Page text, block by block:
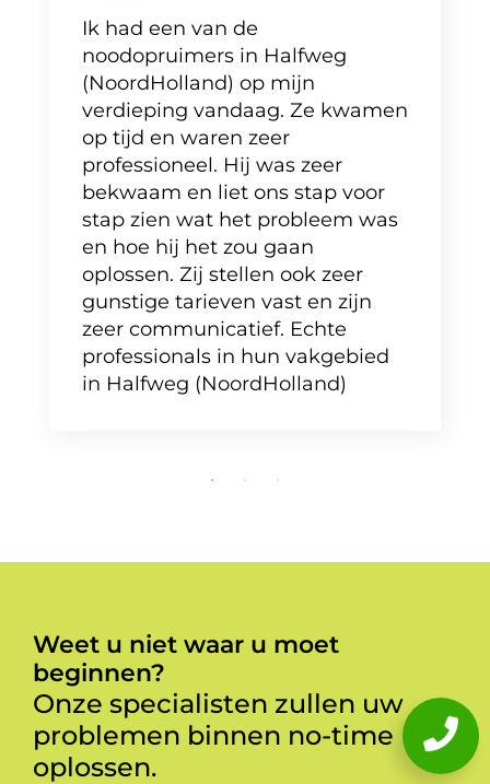
Ik had een van de
noodopruimers in Halfweg
(NoordHolland) op mijn
verdieping vandaag. Ze kwamen
op tijd en waren zeer
professioneel. Hij was zeer
bekwaam en liet ons stap voor
stap zien wat het probleem was
en hoe hij het zou gaan
oplossen. Zij stellen ook zeer
gunstige tarieven vast en zijn
zeer communicatief. Echte
professionals in hun vakgebied
in Halfweg (NoordHolland)
Weet u niet waar u moet
beginnen?
Onze specialisten zullen uw
problemen binnen no-time
oplossen.